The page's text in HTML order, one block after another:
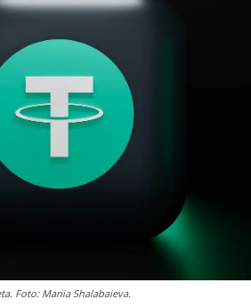
Foto: Mariia Shalabaieva.